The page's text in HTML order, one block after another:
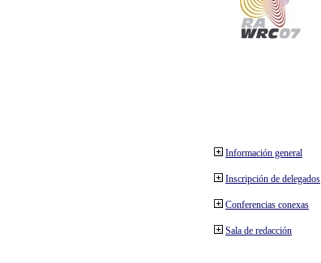
Información general
Inscripción de delegados
Conferencias conexas
Sala de redacción